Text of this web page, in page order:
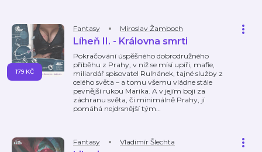
Fantasy Miroslav Žamboch
Líheň II. - Královna smrti
Pokračování úspěšného dobrodružného
příběhu z Prahy, v níž se mísí upíři, mafie,
miliardář spisovatel Rulhánek, tajné služby z
celého světa – a tomu všemu vládne stále
pevnější rukou Marika. A v jejím boji za
záchranu světa, či minimálně Prahy, jí
pomáhá nejdrsnější tým…
179 KČ
Fantasy Vladimír Šlechta